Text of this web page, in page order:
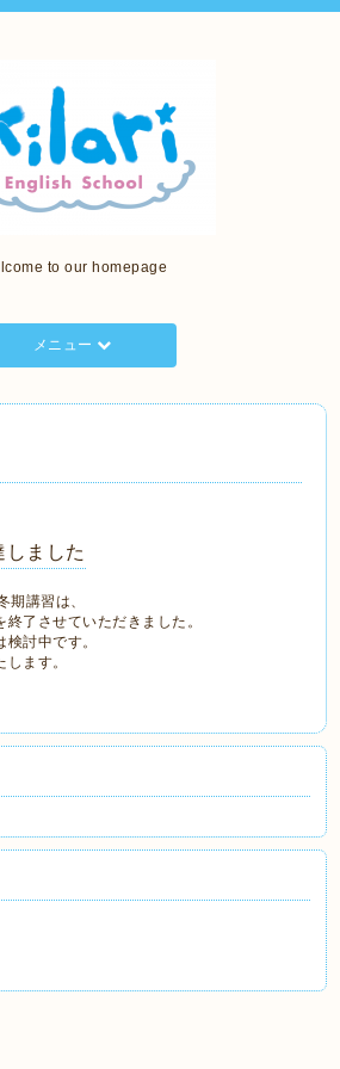
to our homepage
メニュー
ました
期講習は、
了させていただきました。
討中です。
ます。